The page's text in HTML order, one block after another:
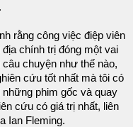
rằng công việc điệp viên
chính trị đóng một vai
chuyện như thế nào,
cứu tốt nhất mà tôi có
phim gốc và quay
cứu có giá trị nhất, liên
Ian Fleming.